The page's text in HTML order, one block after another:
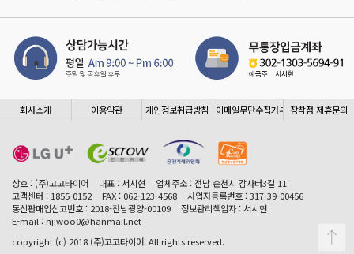
회사소개 이용약관 개인정보취급방침 이메일무단수집거부 장착점 제휴문의
상호 : (주)고고타이어 대표 : 서시현
업체주소 : 전남 순천시 감사터3길 11
고객센터 : 1855-0152
FAX : 062-123-4568
사업자등록번호 : 317-39-00456
통신판매업신고번호 : 2018-전남광양-00109
정보관리책임자 : 서시현
E-mail : njiwoo0@hanmail.net
copyright (c) 2018 (주)고고타이어. All rights reserved.